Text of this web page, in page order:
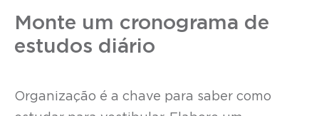
Monte um cronograma de
estudos diário
Organização é a chave para saber como